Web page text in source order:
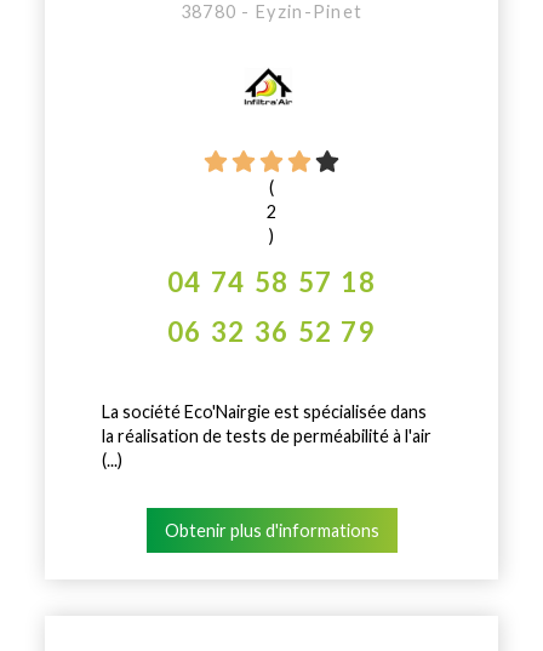
38780 - Eyzin-Pinet
(
2
)
04 74 58 57 18
06 32 36 52 79
La société Eco'Nairgie est spécialisée dans
la réalisation de tests de perméabilité à l'air
(...)
Obtenir plus d'informations